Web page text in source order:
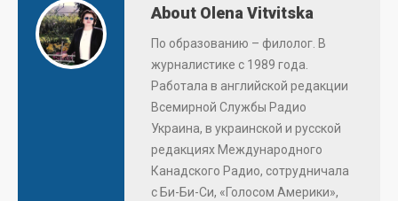
About Olena Vitvitska
По образованию – филолог. В
журналистике с 1989 года.
Работала в английской редакции
Всемирной Службы Радио
Украина, в украинской и русской
редакциях Международного
Канадского Радио, сотрудничала
с Би-Би-Си, «Голосом Америки»,